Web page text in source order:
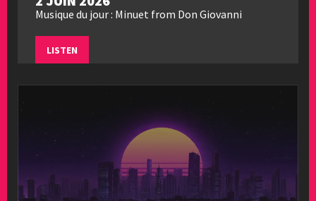
Musique du jour : Minuet from Don Giovanni
LISTEN